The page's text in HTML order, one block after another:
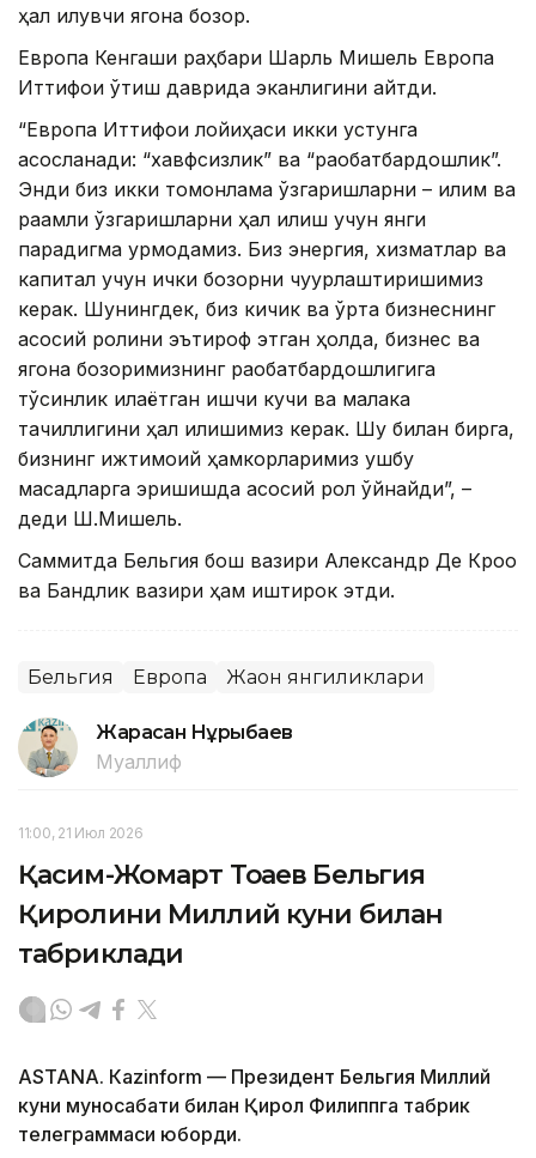
ҳал қилувчи ягона бозор.
Европа Кенгаши раҳбари Шарль Мишель Европа
Иттифоқи ўтиш даврида эканлигини айтди.
“Европа Иттифоқи лойиҳаси икки устунга
асосланади: “хавфсизлик” ва “рақобатбардошлик”.
Энди биз икки томонлама ўзгаришларни – иқлим ва
рақамли ўзгаришларни ҳал қилиш учун янги
парадигма қурмоқдамиз. Биз энергия, хизматлар ва
капитал учун ички бозорни чуқурлаштиришимиз
керак. Шунингдек, биз кичик ва ўрта бизнеснинг
асосий ролини эътироф этган ҳолда, бизнес ва
ягона бозоримизнинг рақобатбардошлигига
тўсқинлик қилаётган ишчи кучи ва малака
тақчиллигини ҳал қилишимиз керак. Шу билан бирга,
бизнинг ижтимоий ҳамкорларимиз ушбу
мақсадларга эришишда асосий рол ўйнайди”, –
деди Ш.Мишель.
Саммитда Бельгия бош вазири Александр Де Кроо
ва Бандлик вазири ҳам иштирок этди.
Бельгия Европа Жаҳон янгиликлари
Жарасқан Нұрыбаев
Муаллиф
11:00, 21 Июл 2026
Қасим-Жомарт Тоқаев Бельгия
Қиролини Миллий куни билан
табриклади
ASTANА. Кazinform — Президент Бельгия Миллий
куни муносабати билан Қирол Филиппга табрик
телеграммаси юборди.